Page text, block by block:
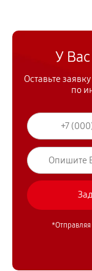
У
Оставьте
по